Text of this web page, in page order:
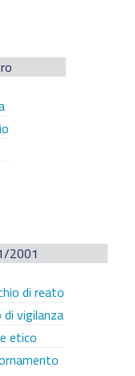
2001
di reato
vigilanza
etico